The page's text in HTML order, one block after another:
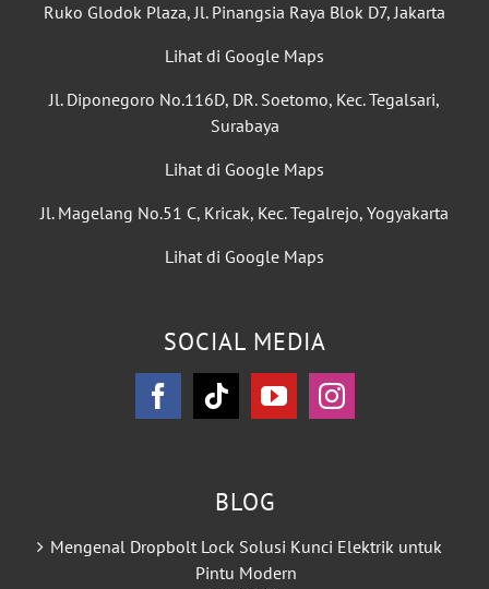
Ruko Glodok Plaza, Jl. Pinangsia Raya Blok D7, Jakarta
Lihat di Google Maps
Jl. Diponegoro No.116D, DR. Soetomo, Kec. Tegalsari,
Surabaya
Lihat di Google Maps
Jl. Magelang No.51 C, Kricak, Kec. Tegalrejo, Yogyakarta
Lihat di Google Maps
SOCIAL MEDIA
BLOG
Mengenal Dropbolt Lock Solusi Kunci Elektrik untuk
Pintu Modern